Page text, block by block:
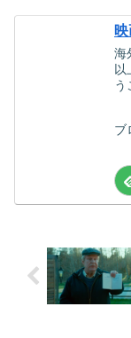
海
以
う
ブ